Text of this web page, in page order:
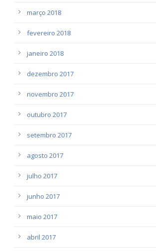
março 2018
fevereiro 2018
janeiro 2018
dezembro 2017
novembro 2017
outubro 2017
setembro 2017
agosto 2017
julho 2017
junho 2017
maio 2017
abril 2017